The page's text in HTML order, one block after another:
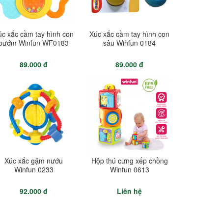
xắc cầm tay hình con
Winfun WF0183
89.000 đ
Xúc xắc cầm tay hình con
sâu Winfun 0184
89.000 đ
Xúc xắc gặm nướu
Winfun 0233
92.000 đ
Hộp thú cưng xếp chồng
Winfun 0613
Liên hệ